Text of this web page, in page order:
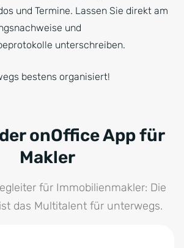
und Termine. Lassen Sie direkt am
und
unterschreiben.
bestens organisiert!
onOffice App für
Makler
für Immobilienmakler: Die
das Multitalent für unterwegs.